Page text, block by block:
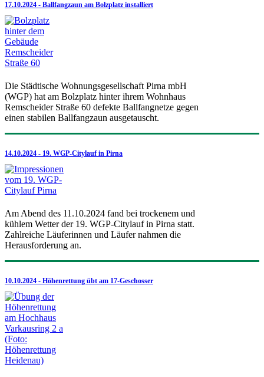
17.10.2024 - Ballfangzaun am Bolzplatz installiert
Die Städtische Wohnungsgesellschaft Pirna mbH
(WGP) hat am Bolzplatz hinter ihrem Wohnhaus
Remscheider Straße 60 defekte Ballfangnetze gegen
einen stabilen Ballfangzaun ausgetauscht.
14.10.2024 - 19. WGP-Citylauf in Pirna
Am Abend des 11.10.2024 fand bei trockenem und
kühlem Wetter der 19. WGP-Citylauf in Pirna statt.
Zahlreiche Läuferinnen und Läufer nahmen die
Herausforderung an.
10.10.2024 - Höhenrettung übt am 17-Geschosser